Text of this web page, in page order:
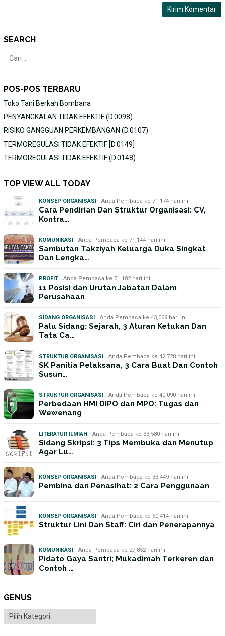
SEARCH
Cari
untuk:
POS-POS TERBARU
Toko Tani Berkah Bombana
PENYANGKALAN TIDAK EFEKTIF (D.0098)
RISIKO GANGGUAN PERKEMBANGAN (D.0107)
TERMOREGULASI TIDAK EFEKTIF [D.0149]
TERMOREGULASI TIDAK EFEKTIF (D.0148)
TOP VIEW ALL TODAY
KONSEP ORGANISASI Anda Pembaca ke 71,174 hari ini
Cara Pendirian Dan Struktur Organisasi: CV,
Kontra…
KOMUNIKASI Anda Pembaca ke 71,144 hari ini
Sambutan Takziyah Keluarga Duka Singkat
Dan Lengka…
PROFIT Anda Pembaca ke 51,182 hari ini
11 Posisi dan Urutan Jabatan Dalam
Perusahaan
SIDANG ORGANISASI Anda Pembaca ke 43,069 hari ini
Palu Sidang: Sejarah, 3 Aturan Ketukan Dan
Tata Ca…
STRUKTUR ORGANISASI Anda Pembaca ke 42,728 hari ini
SK Panitia Pelaksana, 3 Cara Buat Dan Contoh
Susun…
STRUKTUR ORGANISASI Anda Pembaca ke 40,090 hari ini
Perbedaan HMI DIPO dan MPO: Tugas dan
Wewenang
LITERATUR ILMIAH Anda Pembaca ke 33,580 hari ini
Sidang Skripsi: 3 Tips Membuka dan Menutup
Agar Lu…
KONSEP ORGANISASI Anda Pembaca ke 33,449 hari ini
Pembina dan Penasihat: 2 Cara Penggunaan
KONSEP ORGANISASI Anda Pembaca ke 30,414 hari ini
Struktur Lini Dan Staff: Ciri dan Penerapannya
KOMUNIKASI Anda Pembaca ke 27,852 hari ini
Pidato Gaya Santri; Mukadimah Terkeren dan
Contoh …
GENUS
Genus